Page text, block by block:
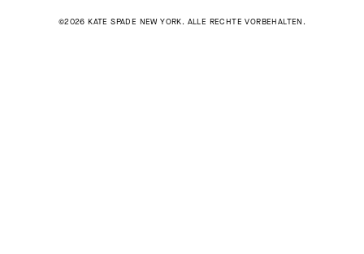
©2026 KATE SPADE NEW YORK. ALLE RECHTE VORBEHALTEN.